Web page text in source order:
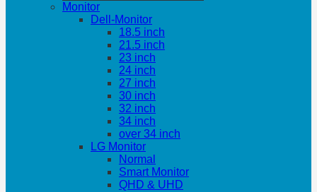
Monitor
Dell-Monitor
18.5 inch
21.5 inch
23 inch
24 inch
27 inch
30 inch
32 inch
34 inch
over 34 inch
LG Monitor
Normal
Smart Monitor
QHD & UHD